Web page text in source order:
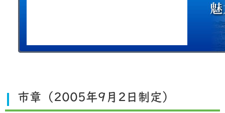
市章（2005年9月2日制定）